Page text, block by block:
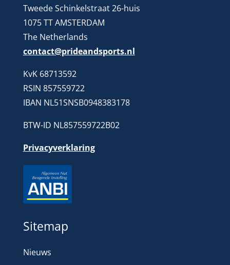
Tweede Schinkelstraat 26-huis
1075 TT AMSTERDAM
The Netherlands
contact@prideandsports.nl
KvK 68713592
RSIN 857559722
IBAN NL51SNSB0948383178
BTW-ID NL857559722B02
Privacyverklaring
Sitemap
Nieuws